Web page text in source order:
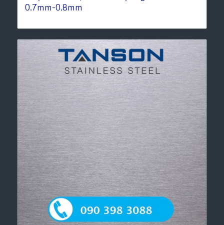
0.7mm-0.8mm